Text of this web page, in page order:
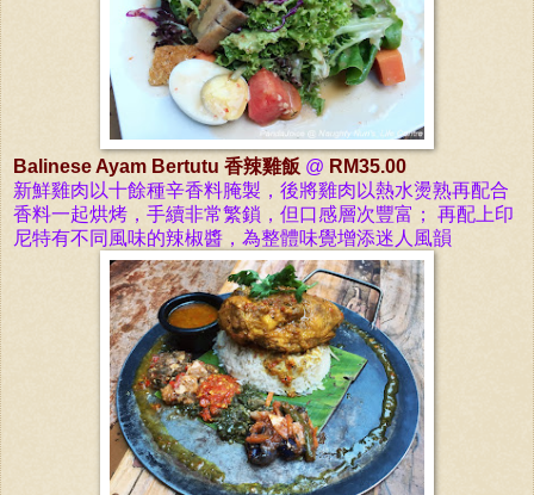
Balinese Ayam Bertutu 香辣雞飯 @ RM35.00
新鮮雞肉以十餘種辛香料腌製，後將雞肉以熱水燙熟再配合
香料一起烘烤，手續非常繁鎖，但口感層次豐富； 再配上印
尼特有不同風味的辣椒醬，為整體味覺增添迷人風韻